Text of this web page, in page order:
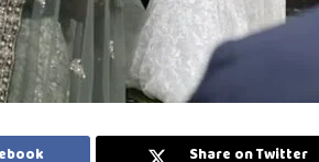
Share on Twitter